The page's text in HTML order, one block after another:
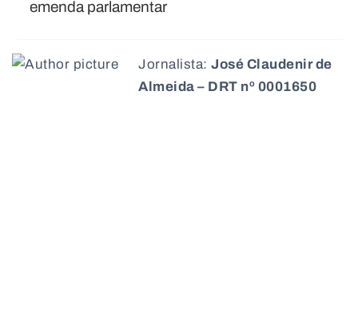
Jornalista: José Claudenir de
Almeida – DRT nº 0001650